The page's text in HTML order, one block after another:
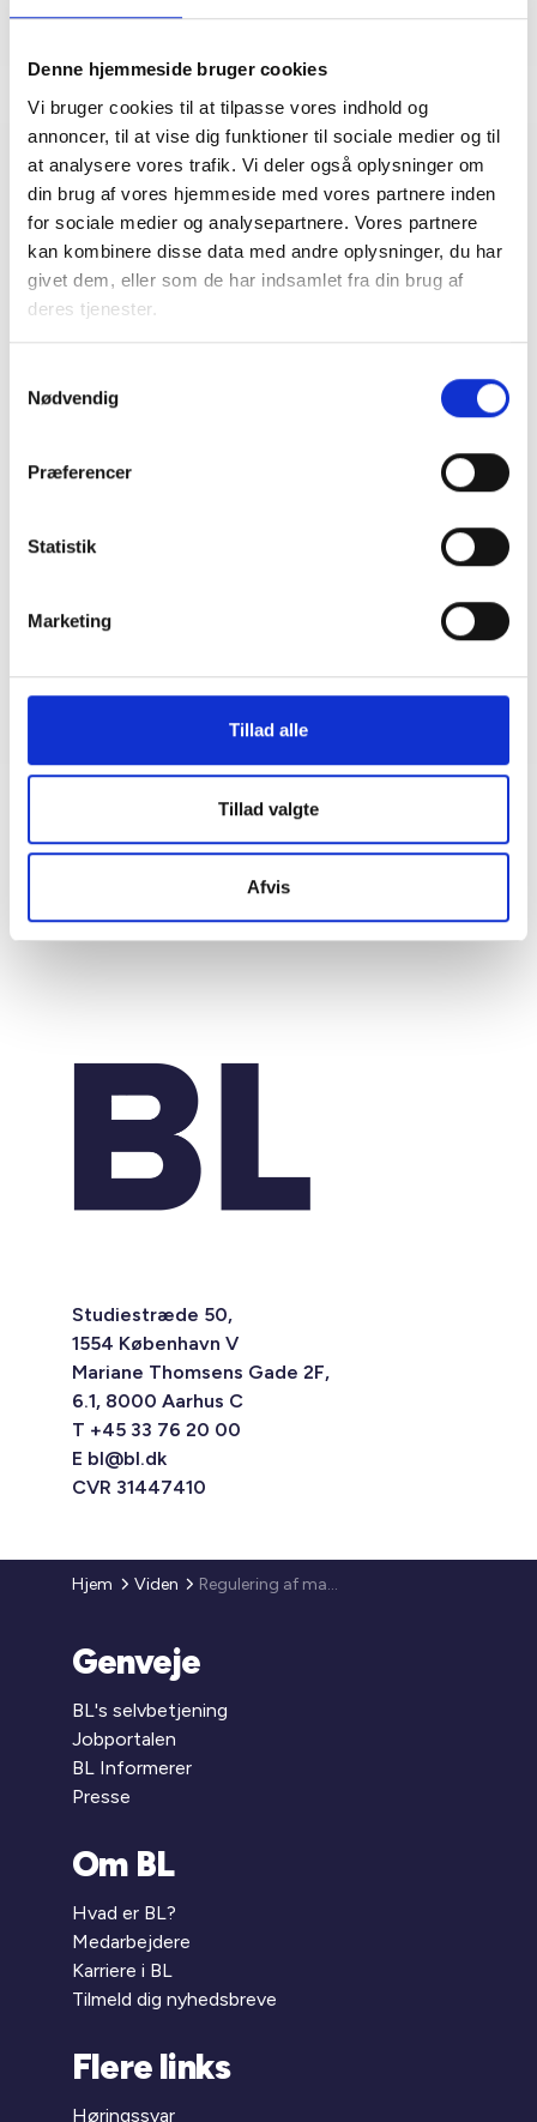
Denne hjemmeside bruger cookies
Vi bruger cookies til at tilpasse vores indhold og
annoncer, til at vise dig funktioner til sociale medier og til
at analysere vores trafik. Vi deler også oplysninger om
din brug af vores hjemmeside med vores partnere inden
for sociale medier og analysepartnere. Vores partnere
kan kombinere disse data med andre oplysninger, du har
givet dem, eller som de har indsamlet fra din brug af
deres tjenester.
Nødvendig
Præferencer
Statistik
Marketing
Tillad alle
Tillad valgte
Afvis
Relateret indhold Viden
BL INFORMERER
Nye krav om fjernaflæste målere – alle
ejendomme skal være klar senest 1. januar
2027
Ansvar for nødforsyning i plejeboliger ved
BL INFORMERER
plejeboliger
Studiestræde 50,
1554 København V
Mariane Thomsens Gade 2F,
6.1, 8000 Aarhus C
T +45 33 76 20 00
E bl@bl.dk
CVR 31447410
Hjem Viden Regulering af maksimumhuslejen 2014
Genveje
BL's selvbetjening
Jobportalen
BL Informerer
Presse
Om BL
Hvad er BL?
Medarbejdere
Karriere i BL
Tilmeld dig nyhedsbreve
Flere links
Høringssvar